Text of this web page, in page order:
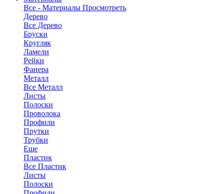
Все - Материалы Просмотреть
Дерево
Все Дерево
Бруски
Кругляк
Ламели
Рейки
Фанера
Металл
Все Металл
Листы
Полоски
Проволока
Профили
Прутки
Трубки
Еще
Пластик
Все Пластик
Листы
Полоски